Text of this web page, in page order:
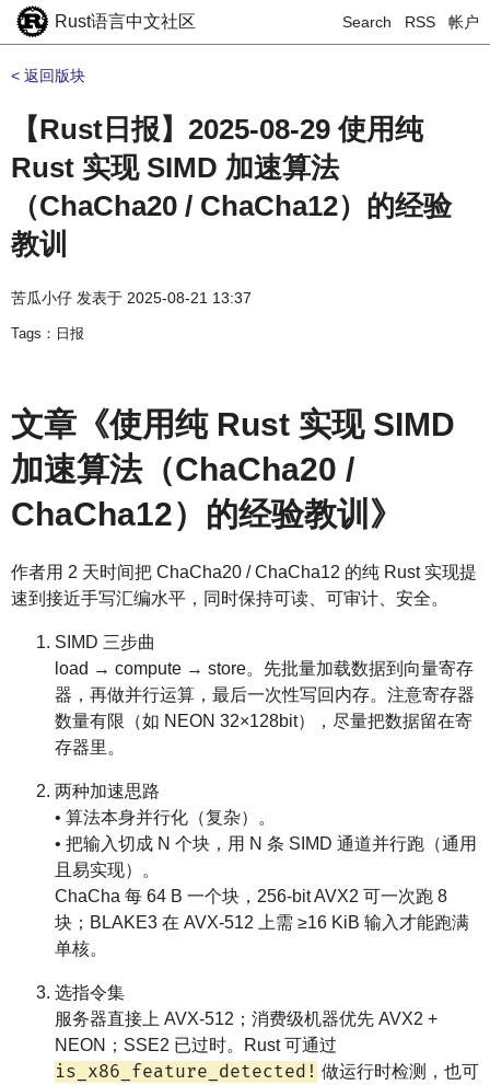
Rust语言中文社区 Search RSS 帐户
< 返回版块
【Rust日报】2025-08-29 使用纯
Rust 实现 SIMD 加速算法
（ChaCha20 / ChaCha12）的经验
教训
苦瓜小仔 发表于 2025-08-21 13:37
Tags：日报
文章《使用纯 Rust 实现 SIMD
加速算法（ChaCha20 /
ChaCha12）的经验教训》
作者用 2 天时间把 ChaCha20 / ChaCha12 的纯 Rust 实现提
速到接近手写汇编水平，同时保持可读、可审计、安全。
SIMD 三步曲
load → compute → store。先批量加载数据到向量寄存
器，再做并行运算，最后一次性写回内存。注意寄存器
数量有限（如 NEON 32×128bit），尽量把数据留在寄
存器里。
两种加速思路
• 算法本身并行化（复杂）。
• 把输入切成 N 个块，用 N 条 SIMD 通道并行跑（通用
且易实现）。
ChaCha 每 64 B 一个块，256-bit AVX2 可一次跑 8
块；BLAKE3 在 AVX-512 上需 ≥16 KiB 输入才能跑满
单核。
选指令集
服务器直接上 AVX-512；消费级机器优先 AVX2 +
NEON；SSE2 已过时。Rust 可通过
is_x86_feature_detected! 做运行时检测，也可